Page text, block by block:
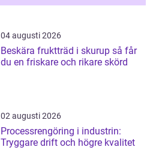
04 augusti 2026
Beskära fruktträd i skurup så får
du en friskare och rikare skörd
02 augusti 2026
Processrengöring i industrin:
Tryggare drift och högre kvalitet